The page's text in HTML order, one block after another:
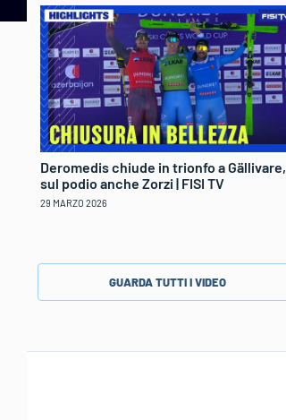
Deromedis chiude in trionfo a Gällivare,
sul podio anche Zorzi | FISI TV
29 MARZO 2026
GUARDA TUTTI I VIDEO